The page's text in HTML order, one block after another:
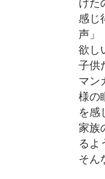
感じ
声」
欲し
子供
マン
様の
を感
家族
るよ
そん